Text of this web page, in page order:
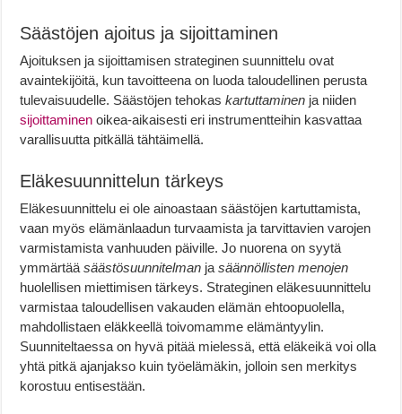
Säästöjen ajoitus ja sijoittaminen
Ajoituksen ja sijoittamisen strateginen suunnittelu ovat
avaintekijöitä, kun tavoitteena on luoda taloudellinen perusta
tulevaisuudelle. Säästöjen tehokaskartuttaminen ja niiden
sijoittaminen oikea-aikaisesti eri instrumentteihin kasvattaa
varallisuutta pitkällä tähtäimellä.
Eläkesuunnittelun tärkeys
Eläkesuunnittelu ei ole ainoastaan säästöjen kartuttamista,
vaan myös elämänlaadun turvaamista ja tarvittavien varojen
varmistamista vanhuuden päiville. Jo nuorena on syytä
ymmärtääsäästösuunnitelman jasäännöllisten menojen
huolellisen miettimisen tärkeys. Strateginen eläkesuunnittelu
varmistaa taloudellisen vakauden elämän ehtoopuolella,
mahdollistaen eläkkeellä toivomamme elämäntyylin.
Suunniteltaessa on hyvä pitää mielessä, että eläkeikä voi olla
yhtä pitkä ajanjakso kuin työelämäkin, jolloin sen merkitys
korostuu entisestään.